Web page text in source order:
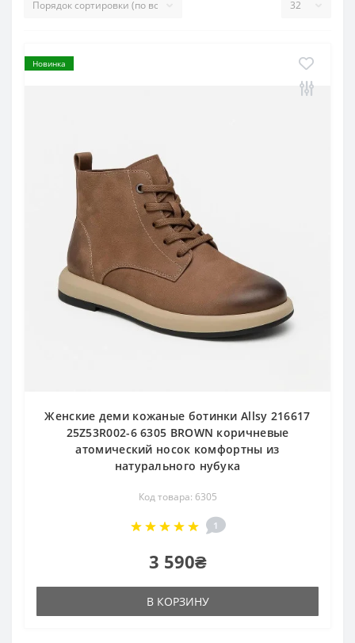
Новинка
Женские деми кожаные ботинки Allsy 216617
25Z53R002-6 6305 BROWN коричневые
атомический носок комфортны из
натурального нубука
Код товара: 6305
1
3 590₴
В КОРЗИНУ